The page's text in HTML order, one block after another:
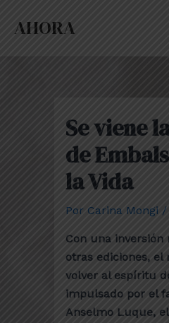
AHORA
Se viene
de
la Vida
Por Carina Mongi /
Con una
otras ediciones,
volver al espíritu
impulsado por el
Anselmo Luque,
navigation